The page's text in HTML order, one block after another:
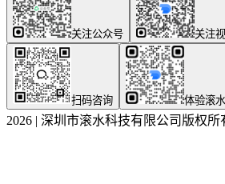
关注公众号 关注
扫码咨询 体验滚
2026 | 深圳市滚水科技有限公司版权所